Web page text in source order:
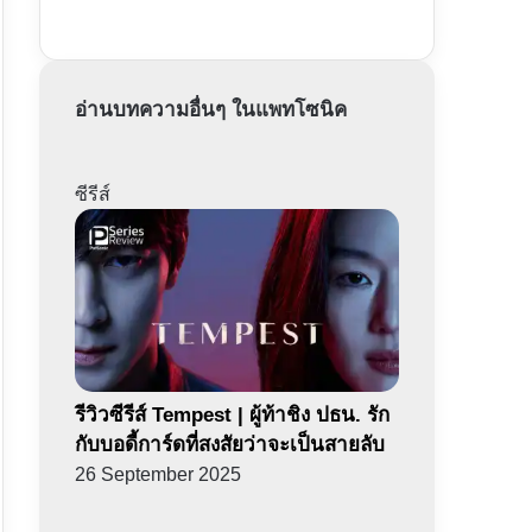
อ่านบทความอื่นๆ ในแพทโซนิค
ซีรีส์
รีวิวซีรีส์ Tempest | ผู้ท้าชิง ปธน. รัก
กับบอดี้การ์ดที่สงสัยว่าจะเป็นสายลับ
26 September 2025